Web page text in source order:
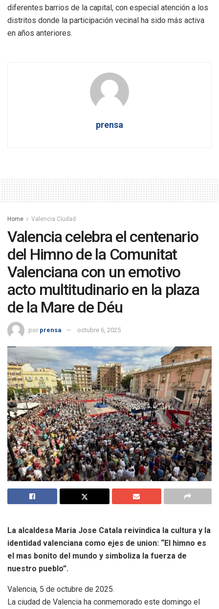
diferentes barrios de la capital, con especial atención a los
distritos donde la participación vecinal ha sido más activa
en años anteriores.
prensa
Home Valencia Ciudad
Valencia celebra el centenario
del Himno de la Comunitat
Valenciana con un emotivo
acto multitudinario en la plaza
de la Mare de Déu
por prensa octubre 6, 2025
La alcaldesa Maria Jose Catala reivindica la cultura y la
identidad valenciana como ejes de union: “El himno es
el mas bonito del mundo y simboliza la fuerza de
nuestro pueblo”.
Valencia, 5 de octubre de 2025.
La ciudad de Valencia ha conmemorado este domingo el